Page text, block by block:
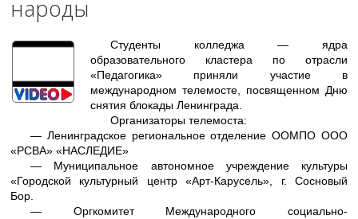
народы
Студенты колледжа — ядра
образовательного кластера по отрасли
«Педагогика» приняли участие в
международном телемосте, посвященном Дню
снятия блокады Ленинграда.
Организаторы телемоста:
― Ленинградское региональное отделение ООМПО ООО
«РСВА» «НАСЛЕДИЕ»
― Муниципальное автономное учреждение культуры
«Городской культурный центр «Арт-Карусель», г. Сосновый
Бор.
― Оргкомитет Международного социально-